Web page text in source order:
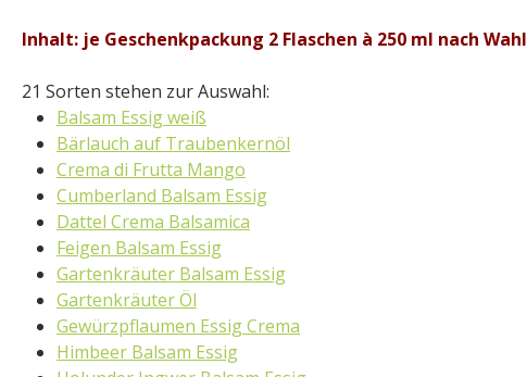
Inhalt: je Geschenkpackung 2 Flaschen à 250 ml nach Wahl
21 Sorten stehen zur Auswahl:
Balsam Essig weiß
Bärlauch auf Traubenkernöl
Crema di Frutta Mango
Cumberland Balsam Essig
Dattel Crema Balsamica
Feigen Balsam Essig
Gartenkräuter Balsam Essig
Gartenkräuter Öl
Gewürzpflaumen Essig Crema
Himbeer Balsam Essig